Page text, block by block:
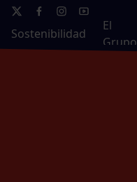
Sostenibilidad
El
Grupo